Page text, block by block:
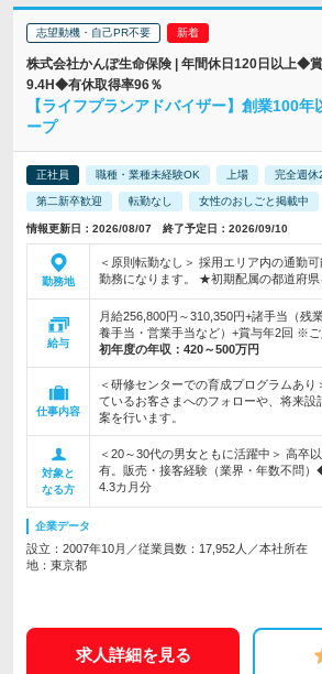
志望動機・自己PR不要
株式会社かんぽ生命保険 | 年間休日120日以上◆
9.4H◆有休取得率96％
【ライフプランアドバイザー】創業100
ープ
正社員 職種・業種未経験OK 上場 完全週休
第二新卒歓迎 転勤なし 女性のおしごと掲載中
情報更新日：2026/08/07 終了予定日：2026/09/10
勤務地
＜原則転勤なし＞ 採用エリア内の通勤
勤務になります。 ★初期配属の都道府県
給与
月給256,800円～310,350円+諸手当（残
養手当・営業手当など）+賞与年2回 ※ご
初年度の年収： 420～500万円
仕事内容
＜研修センターでの育成プログラムあ
ているお客さまへのフォローや、将来設
案を行います。
対象と
なる方
＜20～30代の男女ともに活躍中＞ 高卒
有。販売・接客経験（業界・年数不問
4.3カ月分
企業データ
設立：2007年10月／従業員数：17,952人／本社所在
地：東京都
求人詳細を見る